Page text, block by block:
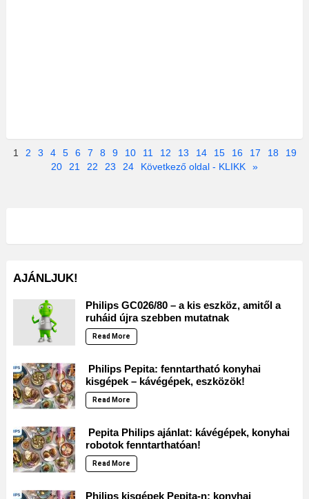
1 2 3 4 5 6 7 8 9 10 11 12 13 14 15 16 17 18
19
20
21 22 23 24 Következő oldal - KLIKK »
AJÁNLJUK!
Philips GC026/80 – a kis eszköz, amitől a
ruháid újra szebben mutatnak
Read More
Philips Pepita: fenntartható konyhai
kisgépek – kávégépek, eszközök!
Read More
Pepita Philips ajánlat: kávégépek, konyhai
robotok fenntarthatóan!
Read More
Philips kisgépek Pepita-n: konyhai